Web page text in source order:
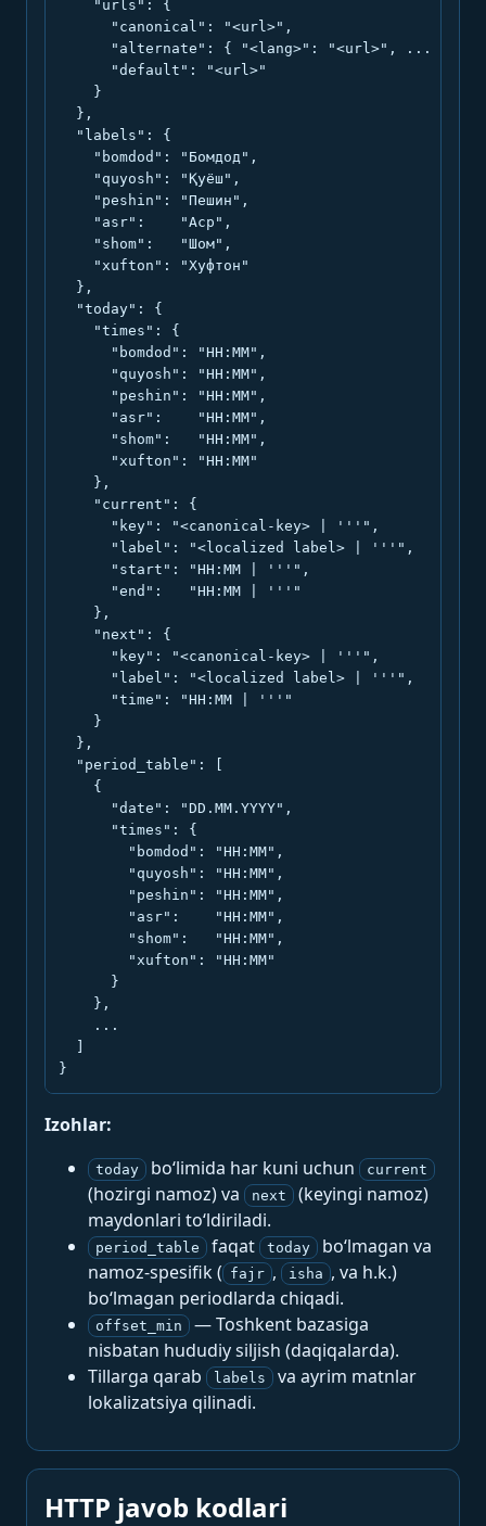
    "urls": {
      "canonical": "<url>",
      "alternate": { "<lang>": "<url>", ... },
      "default": "<url>"
    }
  },
  "labels": {
    "bomdod": "Бомдод",
    "quyosh": "Қуёш",
    "peshin": "Пешин",
    "asr":    "Аср",
    "shom":   "Шом",
    "xufton": "Хуфтон"
  },
  "today": {
    "times": {
      "bomdod": "HH:MM",
      "quyosh": "HH:MM",
      "peshin": "HH:MM",
      "asr":    "HH:MM",
      "shom":   "HH:MM",
      "xufton": "HH:MM"
    },
    "current": {
      "key": "<canonical-key> | '''",
      "label": "<localized label> | '''",
      "start": "HH:MM | '''",
      "end":   "HH:MM | '''"
    },
    "next": {
      "key": "<canonical-key> | '''",
      "label": "<localized label> | '''",
      "time": "HH:MM | '''"
    }
  },
  "period_table": [
    {
      "date": "DD.MM.YYYY",
      "times": {
        "bomdod": "HH:MM",
        "quyosh": "HH:MM",
        "peshin": "HH:MM",
        "asr":    "HH:MM",
        "shom":   "HH:MM",
        "xufton": "HH:MM"
      }
    },
    ...
}
Izohlar:
today bo‘limida har kuni uchun current
(hozirgi namoz) va next
(keyingi namoz)
maydonlari to‘ldiriladi.
period_table faqat today
bo‘lmagan va
namoz-spesifik ( fajr , isha , va h.k.)
bo‘lmagan periodlarda chiqadi.
offset_min
— Toshkent bazasiga
nisbatan hududiy siljish (daqiqalarda).
Tillarga qarab
labels
va ayrim matnlar
lokalizatsiya qilinadi.
HTTP javob kodlari